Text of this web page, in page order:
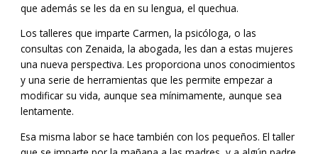
que además se les da en su lengua, el quechua.
Los talleres que imparte Carmen, la psicóloga, o las
consultas con Zenaida, la abogada, les dan a estas mujeres
una nueva perspectiva. Les proporciona unos conocimientos
y una serie de herramientas que les permite empezar a
modificar su vida, aunque sea mínimamente, aunque sea
lentamente.
Esa misma labor se hace también con los pequeños. El taller